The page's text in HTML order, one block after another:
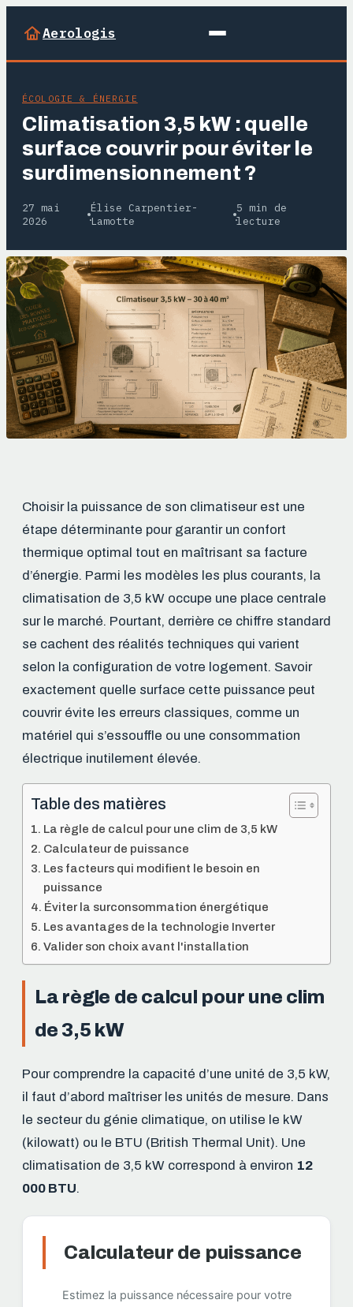
Aerologis
ÉCOLOGIE & ÉNERGIE
Climatisation 3,5 kW : quelle
surface couvrir pour éviter le
surdimensionnement ?
27 mai
2026
·
Élise Carpentier-
Lamotte
·
5 min de
lecture
Choisir la puissance de son climatiseur est une
étape déterminante pour garantir un confort
thermique optimal tout en maîtrisant sa facture
d’énergie. Parmi les modèles les plus courants, la
climatisation de 3,5 kW occupe une place centrale
sur le marché. Pourtant, derrière ce chiffre standard
se cachent des réalités techniques qui varient
selon la configuration de votre logement. Savoir
exactement quelle surface cette puissance peut
couvrir évite les erreurs classiques, comme un
matériel qui s’essouffle ou une consommation
électrique inutilement élevée.
Table des matières
La règle de calcul pour une clim de 3,5 kW
Calculateur de puissance
Les facteurs qui modifient le besoin en
puissance
Éviter la surconsommation énergétique
Les avantages de la technologie Inverter
Valider son choix avant l'installation
La règle de calcul pour une clim
de 3,5 kW
Pour comprendre la capacité d’une unité de 3,5 kW,
il faut d’abord maîtriser les unités de mesure. Dans
le secteur du génie climatique, on utilise le kW
(kilowatt) ou le BTU (British Thermal Unit). Une
climatisation de 3,5 kW correspond à environ 12
000 BTU.
Calculateur de puissance
Estimez la puissance nécessaire pour votre